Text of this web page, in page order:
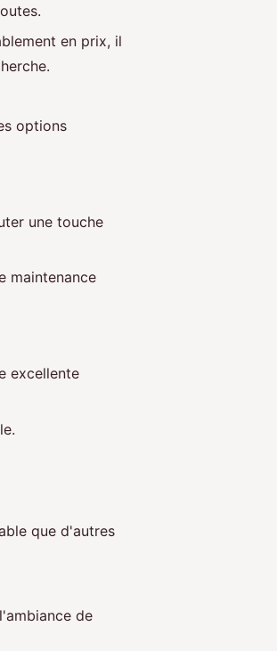
en prix, il
options
une touche
maintenance
excellente
que d'autres
de